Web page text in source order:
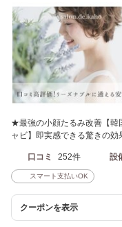
★最強の小顔たるみ改善【韓
ャビ】即実感できる驚きの効
口コミ 252件 設
スマート支払いOK
クーポンを表示